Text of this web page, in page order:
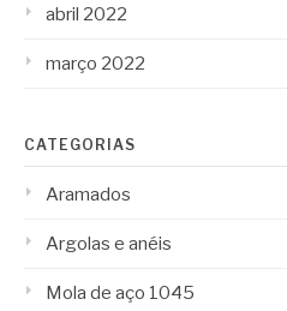
abril 2022
março 2022
CATEGORIAS
Aramados
Argolas e anéis
Mola de aço 1045